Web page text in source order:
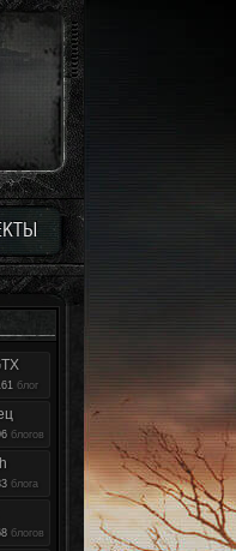
блог
блогов
блога
блогов